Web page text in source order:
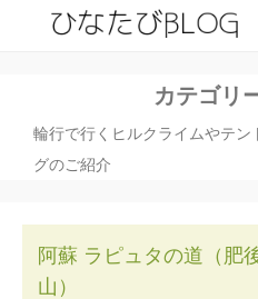
カテゴリ
輪行で行くヒルクライムやテ
グのご紹介
阿蘇 ラピュタの道（肥
山）